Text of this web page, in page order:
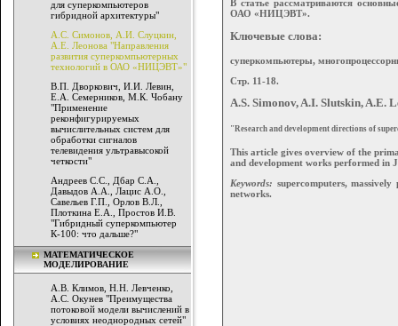
для суперкомпьютеров
гибридной архитектуры"
А.С. Симонов, А.И. Слуцкин,
А.Е. Леонова "Направления
развития суперкомпьютерных
технологий в ОАО «НИЦЭВТ»"
В.П. Дворкович, И.И. Левин,
Е.А. Семерников, М.К. Чобану
"Применение
реконфигурируемых
вычислительных систем для
обработки сигналов
телевидения ультравысокой
четкости"
Андреев С.С., Дбар С.А.,
Давыдов А.А., Лацис А.О.,
Савельев Г.П., Орлов В.Л.,
Плоткина Е.А., Простов И.В.
"Гибридный суперкомпьютер
К-100: что дальше?"
МАТЕМАТИЧЕСКОЕ
МОДЕЛИРОВАНИЕ
А.В. Климов, Н.Н. Левченко,
А.С. Окунев "Преимущества
потоковой модели вычислений в
условиях неоднородных сетей"
В статье рассматриваются
ОАО «НИЦЭВТ».
Ключевые слова:
суперкомпьютеры,
Стр. 11-18.
A.S. Simonov, A.I. Slutskin, A.E.
"Research and development directions of
This article gives overview of the
and development works performed in
Keywords: supercomputers,
networks.